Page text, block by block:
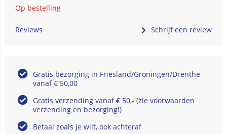
Op bestelling
Reviews Schrijf een review
Gratis bezorging in Friesland/Groningen/Drenthe
vanaf € 50,00
Gratis verzending vanaf € 50,- (zie voorwaarden
verzending en bezorging!)
Betaal zoals je wilt, ook achteraf